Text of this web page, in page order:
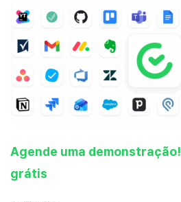
Agende uma demonstração!
grátis